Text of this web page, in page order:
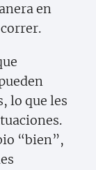
en
lo que les
“bien”,